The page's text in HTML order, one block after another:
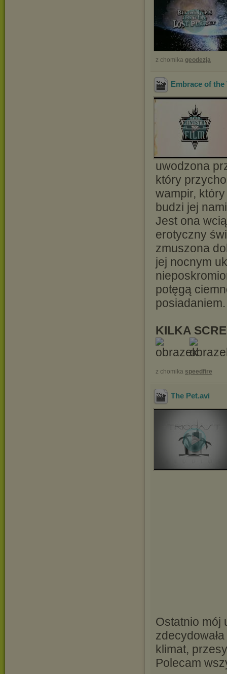
z chomika geodezja
Embrace of the
uwodzona
który
wampir,
budzi jej
Jest ona
erotyczny
zmuszona
jej nocnym
potęgą
KILKA
z chomika speedfire
The Pet.avi
Ostatnio mój
klimat,
Polecam